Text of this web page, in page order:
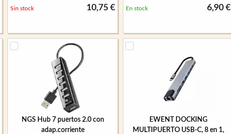
10,75 €
Sin stock 6,90 €
En stock
NGS Hub 7 puertos 2.0 con
adap.corriente
EWENT DOCKING
MULTIPUERTO USB-C, 8 en 1,